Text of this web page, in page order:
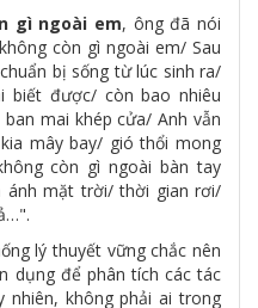
gì ngoài em, ông đã nói
còn gì ngoài em/ Sau
bị sống từ lúc sinh ra/
biết được/ còn bao nhiêu
mai khép cửa/ Anh vẫn
mây bay/ gió thổi mong
còn gì ngoài bàn tay
ánh mặt trời/ thời gian rơi/
lý thuyết vững chắc nên
dụng để phân tích các tác
nhiên, không phải ai trong